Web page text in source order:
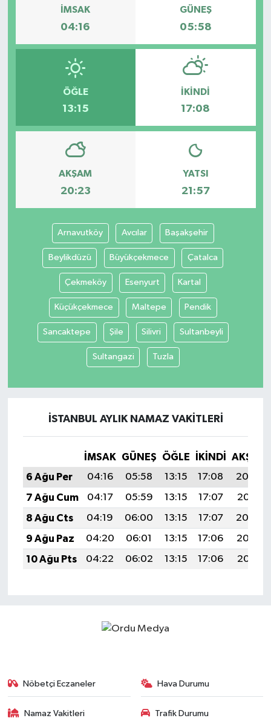
İMSAK
04:16
GÜNEŞ
05:58
ÖĞLE
13:15
İKINDI
17:08
AKŞAM
20:23
YATSI
21:57
Arnavutköy Avcılar Başakşehir
Beylikdüzü Büyükçekmece Çatalca
Çekmeköy Esenyurt Kartal
Küçükçekmece Maltepe Pendik
Sancaktepe Şile Silivri Sultanbeyli
Sultangazi Tuzla
İSTANBUL AYLIK NAMAZ VAKITLERI
İMSAK GÜNEŞ ÖĞLE İKINDI
AKŞAM
6 Ağu Per
04:16 05:58 13:15 17:08
20:23
7 Ağu Cum
04:17 05:59 13:15 17:07
20:21
8 Ağu Cts
04:19 06:00 13:15 17:07
20:20
9 Ağu Paz
04:20 06:01 13:15 17:06
20:19
10 Ağu Pts
04:22 06:02 13:15 17:06 20:18
Nöbetçi Eczaneler Hava Durumu
Namaz Vakitleri Trafik Durumu
SAGLIK
SİYASET